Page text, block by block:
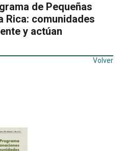
de Pequeñas
Rica: comunidades
y actúan
Volver